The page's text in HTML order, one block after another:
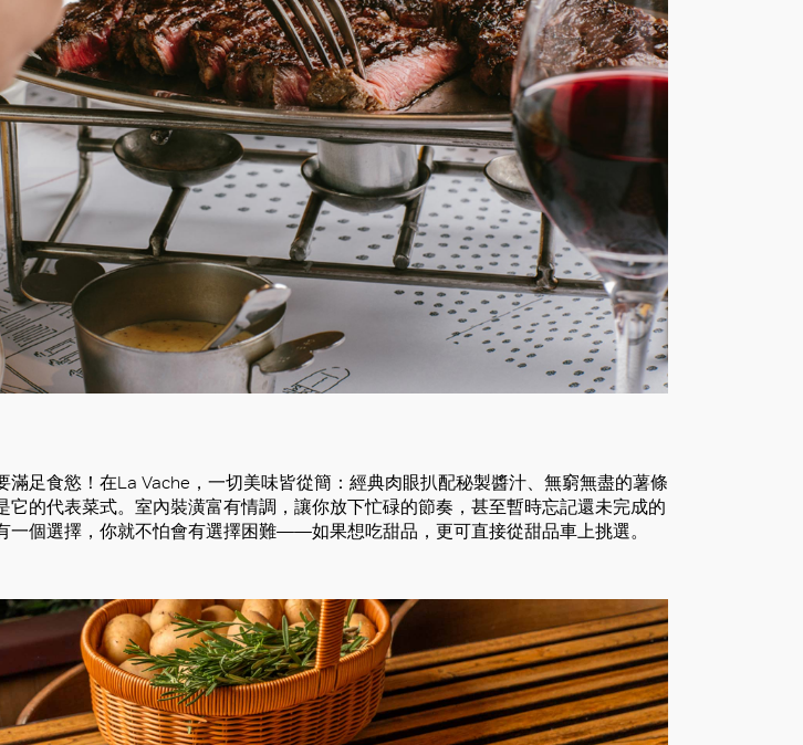
滿足食慾！在La Vache，一切美味皆從簡：經典肉眼扒配秘製醬汁、無窮無盡的薯條
它的代表菜式。室內裝潢富有情調，讓你放下忙碌的節奏，甚至暫時忘記還未完成的
一個選擇，你就不怕會有選擇困難——如果想吃甜品，更可直接從甜品車上挑選。